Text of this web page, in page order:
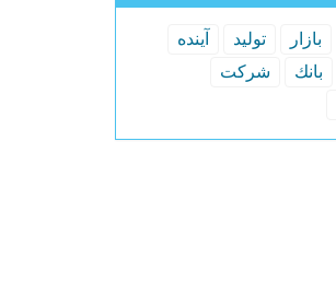
بازار تولید
آینده
بانك
شركت